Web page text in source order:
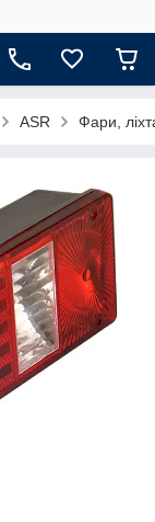
ASR Фари,